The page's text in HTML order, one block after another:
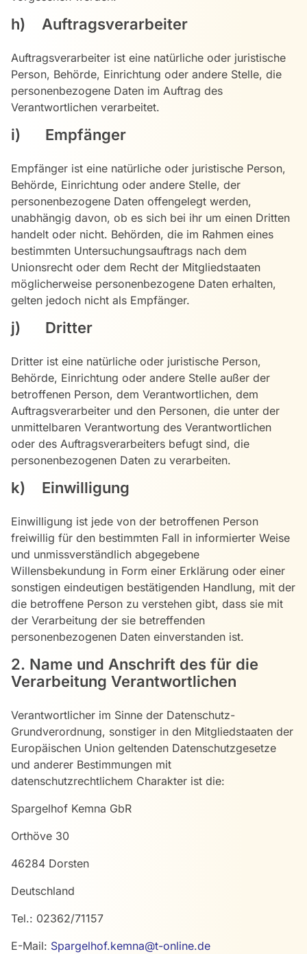
h) Auftragsverarbeiter
Auftragsverarbeiter ist eine natürliche oder juristische
Person, Behörde, Einrichtung oder andere Stelle, die
personenbezogene Daten im Auftrag des
Verantwortlichen verarbeitet.
i) Empfänger
Empfänger ist eine natürliche oder juristische Person,
Behörde, Einrichtung oder andere Stelle, der
personenbezogene Daten offengelegt werden,
unabhängig davon, ob es sich bei ihr um einen Dritten
handelt oder nicht. Behörden, die im Rahmen eines
bestimmten Untersuchungsauftrags nach dem
Unionsrecht oder dem Recht der Mitgliedstaaten
möglicherweise personenbezogene Daten erhalten,
gelten jedoch nicht als Empfänger.
j) Dritter
Dritter ist eine natürliche oder juristische Person,
Behörde, Einrichtung oder andere Stelle außer der
betroffenen Person, dem Verantwortlichen, dem
Auftragsverarbeiter und den Personen, die unter der
unmittelbaren Verantwortung des Verantwortlichen
oder des Auftragsverarbeiters befugt sind, die
personenbezogenen Daten zu verarbeiten.
k) Einwilligung
Einwilligung ist jede von der betroffenen Person
freiwillig für den bestimmten Fall in informierter Weise
und unmissverständlich abgegebene
Willensbekundung in Form einer Erklärung oder einer
sonstigen eindeutigen bestätigenden Handlung, mit der
die betroffene Person zu verstehen gibt, dass sie mit
der Verarbeitung der sie betreffenden
personenbezogenen Daten einverstanden ist.
2. Name und Anschrift des für die
Verarbeitung Verantwortlichen
Verantwortlicher im Sinne der Datenschutz-
Grundverordnung, sonstiger in den Mitgliedstaaten der
Europäischen Union geltenden Datenschutzgesetze
und anderer Bestimmungen mit
datenschutzrechtlichem Charakter ist die:
Spargelhof Kemna GbR
Orthöve 30
46284 Dorsten
Deutschland
Tel.: 02362/71157
E-Mail: Spargelhof.kemna@t-online.de